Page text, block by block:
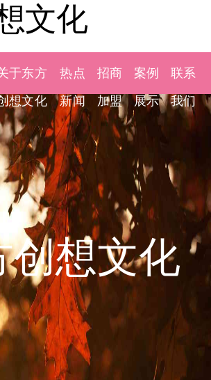
文化
于东方
想文化
热点
新闻
招商
加盟
案例
展示
联系
我们
创想文化